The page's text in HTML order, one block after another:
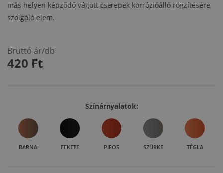
más helyen képződő vágott cserepek korrózióálló rögzítésére
szolgáló elem.
Bruttó ár/db
420 Ft
Színárnyalatok:
BARNA FEKETE PIROS SZÜRKE TÉGLA